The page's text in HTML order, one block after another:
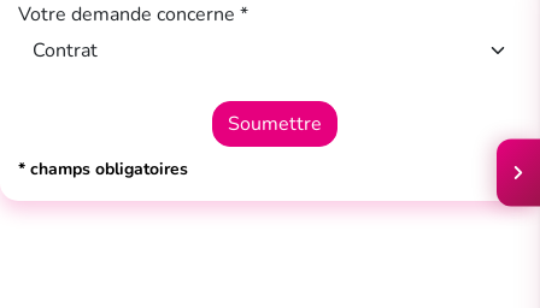
Votre demande concerne *
Soumettre
* champs obligatoires